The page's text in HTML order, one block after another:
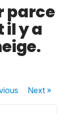
parce
il y a
Next»